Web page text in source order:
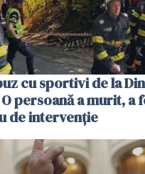
cu sportivi de la
persoană a murit, a
de intervenție